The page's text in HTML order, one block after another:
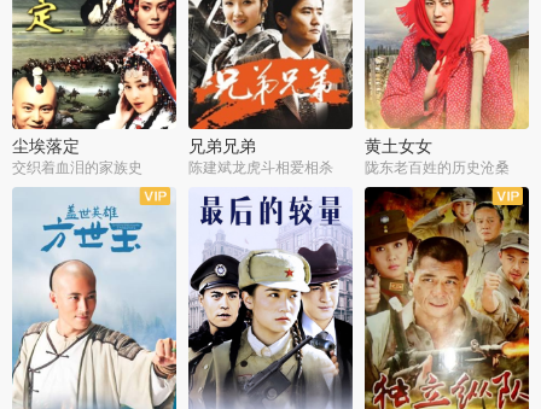
尘埃落定
交织着血泪的家族史
兄弟兄弟
陈建斌龙虎斗相爱相杀
黄土女女
陇东老百姓的历史沧桑
全36集
全28集 全44集